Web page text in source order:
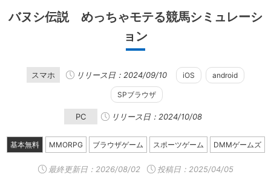
バヌシ伝説 めっちゃモテる競馬シミュレーシ
ョン
スマホ リリース日：2024/09/10 iOS android
SPブラウザ
PC リリース日：2024/10/08
基本無料 MMORPG ブラウザゲーム スポーツゲーム DMMゲームズ
最終更新日： 2026/08/02 投稿日：2025/04/05